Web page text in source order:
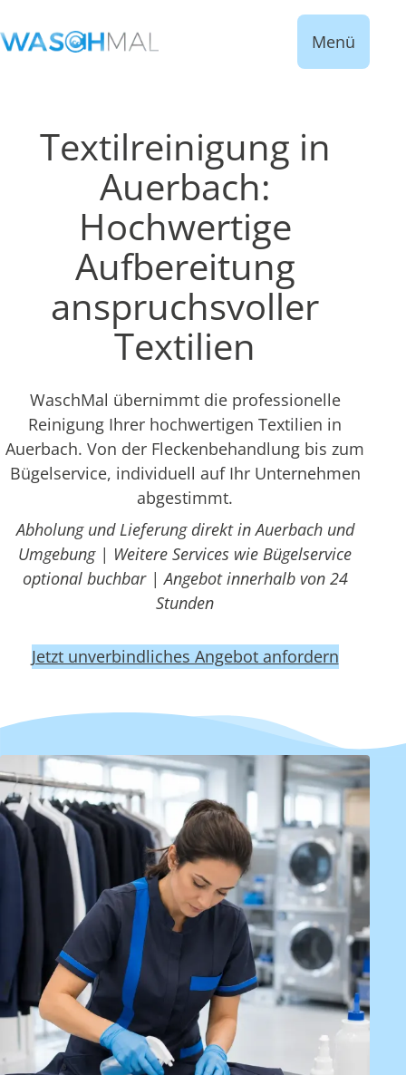
Menü
Textilreinigung in
Auerbach:
Hochwertige
Aufbereitung
anspruchsvoller
Textilien
WaschMal übernimmt die professionelle
Reinigung Ihrer hochwertigen Textilien in
Auerbach. Von der Fleckenbehandlung bis zum
Bügelservice, individuell auf Ihr Unternehmen
abgestimmt.
Abholung und Lieferung direkt in Auerbach und
Umgebung | Weitere Services wie Bügelservice
optional buchbar | Angebot innerhalb von 24
Stunden
Jetzt unverbindliches Angebot anfordern